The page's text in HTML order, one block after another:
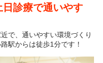
診療で通いやす
で、通いやすい環境づくり
駅からは徒歩1分です！